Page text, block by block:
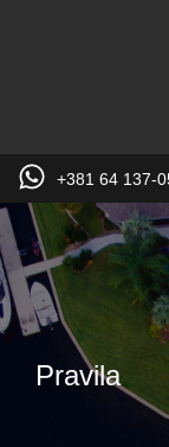
+381 64 137-
Pravila